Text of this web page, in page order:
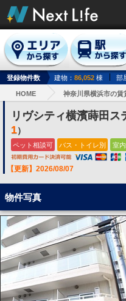
登録物件数 建物： 86,052 棟 部
HOME 神奈川県横浜市の賃
リヴシティ横濱蒔田ス
1）
ペット相談可 バス・トイレ別 室
【更新】2026/08/07
物件写真